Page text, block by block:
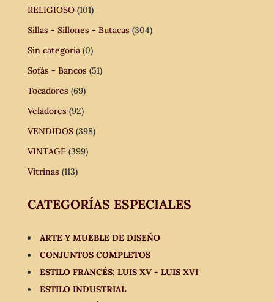
RELIGIOSO (101)
Sillas - Sillones - Butacas (304)
Sin categoría (0)
Sofás - Bancos (51)
Tocadores (69)
Veladores (92)
VENDIDOS (398)
VINTAGE (399)
Vitrinas (113)
CATEGORÍAS ESPECIALES
ARTE Y MUEBLE DE DISEÑO
CONJUNTOS COMPLETOS
ESTILO FRANCÉS: LUIS XV - LUIS XVI
ESTILO INDUSTRIAL